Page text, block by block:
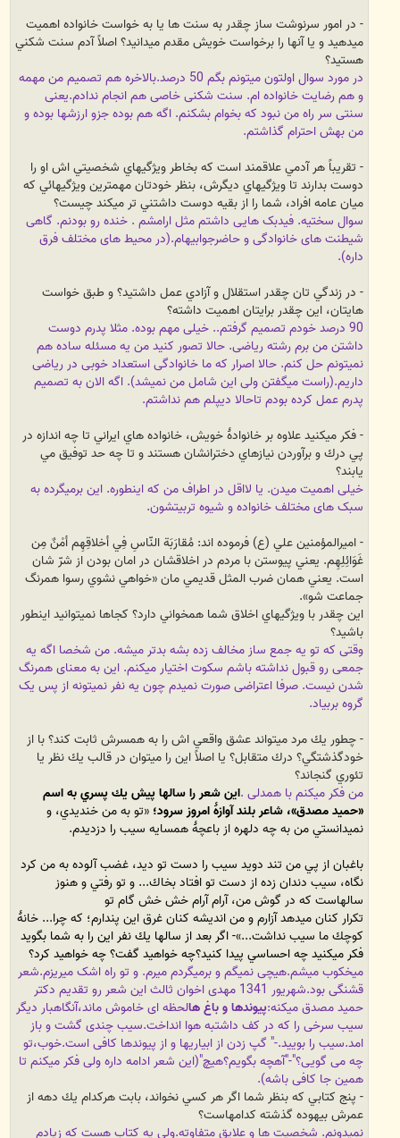
- در امور سرنوشت ساز چقدر به سنت ها يا به خواست خانواده اهميت
ميدهيد و يا آنها را برخواست خويش مقدم ميدانيد؟ اصلاً آدم سنت شكني
هستيد؟
در مورد سوال اولتون میتونم بگم 50 درصد.بالاخره هم تصمیم من مهمه
و هم رضایت خانواده ام. سنت شکنی خاصی هم انجام ندادم.یعنی
سنتی سر راه من نبود که بخوام بشکنم. اگه هم بوده جزو ارزشها بوده و
من بهش احترام گذاشتم.
- تقريباً هر آدمي علاقمند است كه بخاطر ويژگيهاي شخصيتي اش او را
دوست بدارند تا ويژگيهاي ديگرش، بنظر خودتان مهمترين ويژگيهائي كه
ميان عامه افراد، شما را از بقيه دوست داشتني تر ميكند چيست؟
سوال سختیه. فیدبک هایی داشتم مثل ارامشم . خنده رو بودنم. گاهی
شیطنت های خانوادگی و حاضرجوابیهام.(در محیط های مختلف فرق
داره).
- در زندگي تان چقدر استقلال و آزادي عمل داشتيد؟ و طبق خواست
هايتان، اين چقدر برايتان اهميت داشته؟
90 درصد خودم تصمیم گرفتم.. خیلی مهم بوده. مثلا پدرم دوست
داشتن من برم رشته ریاضی. حالا تصور کنید من یه مسئله ساده هم
نمیتونم حل کنم. حالا اصرار که ما خانوادگی استعداد خوبی در ریاضی
داریم.(راست میگفتن ولی این شامل من نمیشد). اگه الان به تصمیم
پدرم عمل کرده بودم تاحالا دیپلم هم نداشتم.
- فكر ميكنيد علاوه بر خانوادۀ خويش، خانواده هاي ايراني تا چه اندازه در
پي درك و برآوردن نيازهاي دخترانشان هستند و تا چه حد توفيق مي
يابند؟
خیلی اهمیت میدن. یا لااقل در اطراف من که اینطوره. این برمیگرده به
سبک های مختلف خانواده و شیوه تربیتشون.
- اميرالمؤمنين علي (ع) فرموده اند: مُقارَبَة النّاسِ فِي أخلاقِهِم أمْنٌ مِن
غَوَائِلِهِم. يعني پيوستن با مردم در اخلاقشان در امان بودن از شرّ شان
است. يعني همان ضرب المثل قديمي مان «خواهي نشوي رسوا همرنگ
جماعت شو».
اين چقدر با ويژگيهاي اخلاق شما همخواني دارد؟ كجاها نميتوانيد اينطور
باشيد؟
وقتی که تو یه جمع ساز مخالف زده بشه بدتر میشه. من شخصا اگه یه
جمعی رو قبول نداشته باشم سکوت اختیار میکنم. این به معنای همرنگ
شدن نیست. صرفا اعتراضی صورت نمیدم چون یه نفر نمیتونه از پس یک
گروه بربیاد.
- چطور يك مرد ميتواند عشق واقعي اش را به همسرش ثابت كند؟ با از
خودگذشتگي؟ درك متقابل؟ يا اصلاً اين را ميتوان در قالب يك نظر يا
تئوري گنجاند؟
من فکر میکنم با همدلی .اين شعر را سالها پيش يك پسري به اسم
«حميد مصدق»، شاعر بلند آوازۀ امروز سرود؛ «تو به من خنديدي، و
نميدانستيمن به چه دلهره از باعچۀ همسايه سيب را دزديدم.
باغبان از پي من تند دويد سيب را دست تو ديد، غضب آلوده به من كرد
نگاه، سيب دندان زده از دست تو افتاد بخاك... و تو رفتي و هنوز
سالهاست كه در گوش من، آرام آرامخش خش گام تو
تكرار كنانميدهد آزارمو من انديشه كنانغرق اين پندارم؛ كه چرا... خانۀ
كوچك ما سيب نداشت...»- اگر بعد از سالها يك نفر اين را به شما بگويد
فكر ميكنيد چه احساسي پيدا كنيد؟چه خواهيد گفت؟ چه خواهيد كرد؟
میخکوب میشم.هیچی نمیگم و برمیگردم میرم. و تو راه اشک میریزم.شعر
قشنگی بود.
شهریور 1341 مهدی اخوان ثالث این شعر رو تقدیم دکتر
حمید مصدق میکنه:پیوندها و باغ هالحظه ای خاموش ماند،آنگاهبار دیگر
سیب سرخی را که در کف داشتبه هوا انداخت.سیب چندی گشت و باز
امد.سیب را بویید.-" گپ زدن از ابیاریها و از پیوندها کافی است.خوب،تو
چه می گویی؟"-"آهچه بگویم؟هیچ"(این شعر ادامه داره ولی فکر میکنم تا
همین جا کافی باشه).
- پنج كتابي كه بنظر شما اگر هر كسي نخواند، بابت هركدام يك دهه از
عمرش بيهوده گذشته كدامهاست؟
نمیدونم. شخصیت ها و علایق متفاوته.ولی یه کتاب هست که زیادم